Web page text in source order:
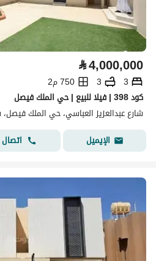
⃁4,000,000
3
3
750 م2
كود 398 | فيلا للبيع | حي الملك فيصل
شارع عبدالعزيز العباسي، حي الملك
الإيميل
اتصال